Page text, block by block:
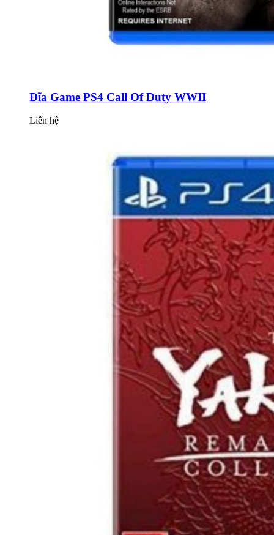
Đĩa Game PS4 Call Of Duty WWII
Liên hệ